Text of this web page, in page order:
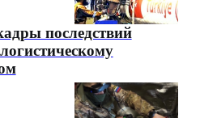
последствий